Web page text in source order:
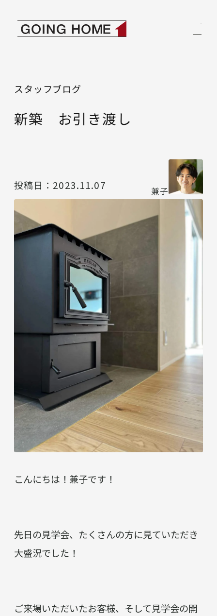
スタッフブログ
新築 お引き渡し
投稿日： 2023.11.07 兼子
こんにちは！兼子です！
先日の見学会、たくさんの方に見ていただき
大盛況でした！
ご来場いただいたお客様、そして見学会の開